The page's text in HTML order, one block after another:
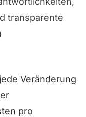
transparente
Veränderung
pro